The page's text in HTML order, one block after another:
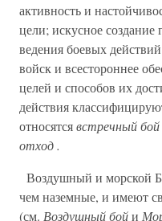
активность и
цели; искусное создание
ведения боевых
войск и всестороннее
целей и способов их
действия
относятсявстречный бой
отход .
Воздушный и морской
чем наземные, и имеют
(см. Воздушный бойи